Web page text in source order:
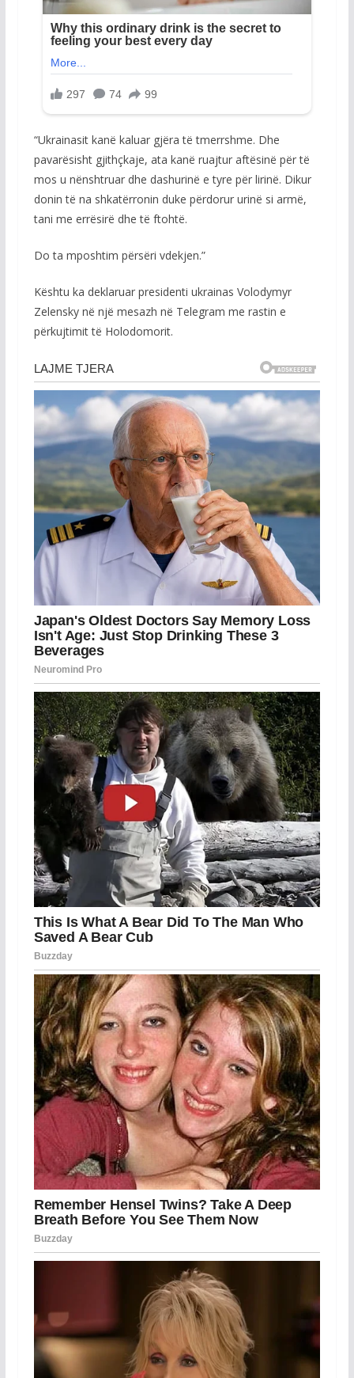
“Ukrainasit kanë kaluar gjëra të tmerrshme. Dhe
pavarësisht gjithçkaje, ata kanë ruajtur aftësinë për të
mos u nënshtruar dhe dashurinë e tyre për lirinë. Dikur
donin të na shkatërronin duke përdorur urinë si armë,
tani me errësirë ​​dhe të ftohtë.
Do ta mposhtim përsëri vdekjen.”
Kështu ka deklaruar presidenti ukrainas Volodymyr
Zelensky në një mesazh në Telegram me rastin e
përkujtimit të Holodomorit.